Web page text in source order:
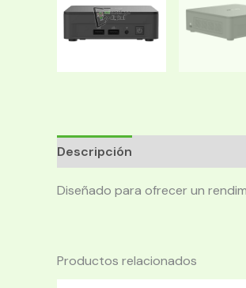
Descripción
Diseñado para ofrecer un
Productos relacionados